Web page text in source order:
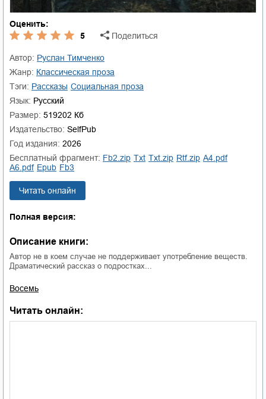
Оценить:
5
Поделиться
Автор:
Руслан Тимченко
Жанр:
классическая проза
Тэги:
рассказы
социальная проза
Язык: Русский
Размер: 519202 Кб
Издательство: SelfPub
Год издания: 2026
Бесплатный фрагмент:
fb2.zip txt txt.zip rtf.zip
a4.pdf
a6.pdf
epub fb3
Читать онлайн
Полная версия:
Описание книги:
Автор не в коем случае не поддерживает употребление веществ.
Драматический рассказ о подростках...
Восемь
Читать онлайн: